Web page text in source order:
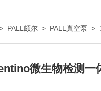
> PALL颇尔 > PALL真空泵 >
微生物检测一